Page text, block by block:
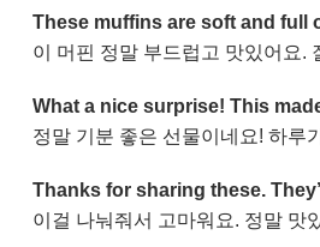
These muffins are soft and full
이 머핀 정말 부드럽고 맛있어요.
What a nice surprise! This
정말 기분 좋은 선물이네요! 하루
Thanks for sharing these.
이걸 나눠줘서 고마워요. 정말 맛